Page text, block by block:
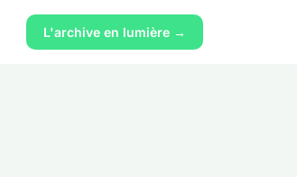
L'archive en lumière →